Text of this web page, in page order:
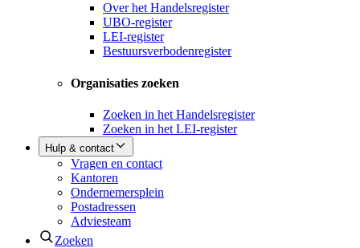
Over het Handelsregister
UBO-register
LEI-register
Bestuursverbodenregister
Organisaties zoeken
Zoeken in het Handelsregister
Zoeken in het LEI-register
Hulp & contact
Vragen en contact
Kantoren
Ondernemersplein
Postadressen
Adviesteam
Zoeken